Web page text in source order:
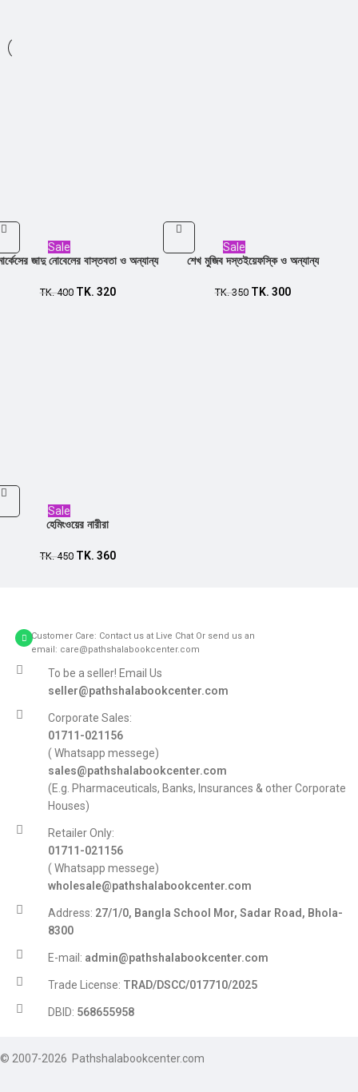
Sale
জাদু নোবেলের বাস্তবতা ও অন্যান্য
TK.400 TK. 320
Sale
শেখ মুজিব দস্তইয়েফস্কি ও অন্যান্য
TK.350 TK. 300
Sale
হেমিংওয়ের নারীরা
TK.450 TK. 360
Customer Care: Contact us at Live Chat Or send us an
email: care@pathshalabookcenter.com
To be a seller! Email Us
seller@pathshalabookcenter.com
Corporate Sales:
01711-021156
( Whatsapp messege)
sales@pathshalabookcenter.com
(E.g. Pharmaceuticals, Banks, Insurances & other Corporate
Houses)
Retailer Only:
01711-021156
( Whatsapp messege)
wholesale@pathshalabookcenter.com
Address: 27/1/0, Bangla School Mor, Sadar Road, Bhola-
8300
E-mail: admin@pathshalabookcenter.com
Trade License: TRAD/DSCC/017710/2025
DBID: 568655958
© 2007-2026 Pathshalabookcenter.com